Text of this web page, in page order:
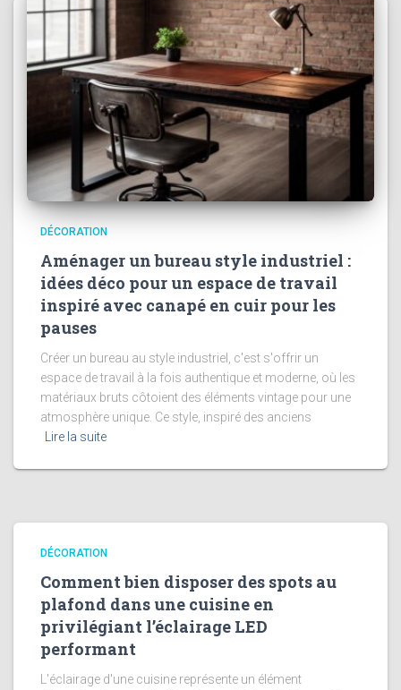
DÉCORATION
Aménager un bureau style industriel :
idées déco pour un espace de travail
inspiré avec canapé en cuir pour les
pauses
Créer un bureau au style industriel, c'est s'offrir un
espace de travail à la fois authentique et moderne, où les
matériaux bruts côtoient des éléments vintage pour une
atmosphère unique. Ce style, inspiré des anciens
Lire la suite
DÉCORATION
Comment bien disposer des spots au
plafond dans une cuisine en
privilégiant l’éclairage LED
performant
L'éclairage d'une cuisine représente un élément